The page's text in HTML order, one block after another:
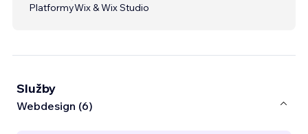
PlatformyWix & Wix Studio
Služby
Webdesign (6)